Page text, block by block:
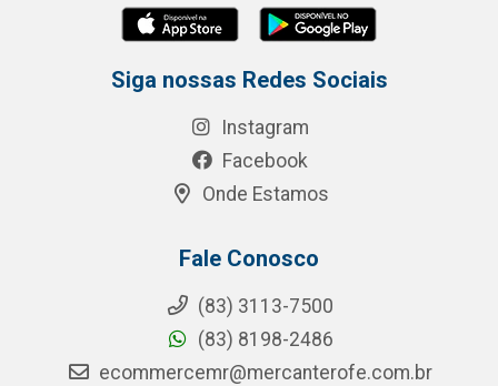
Siga nossas Redes Sociais
Instagram
Facebook
Onde Estamos
Fale Conosco
(83) 3113-7500
(83) 8198-2486
ecommercemr@mercanterofe.com.br